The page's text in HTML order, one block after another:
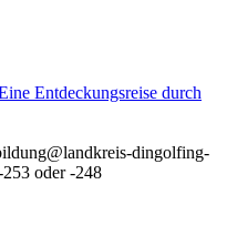
Entdeckungsreise durch
dingolfing-
oder -248